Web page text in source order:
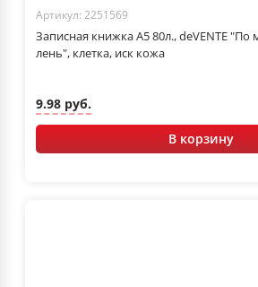
Артикул: 2251569
Записная книжка А5 80л., deVENTE
лень", клетка, иск кожа
9.98 руб.
В корзину